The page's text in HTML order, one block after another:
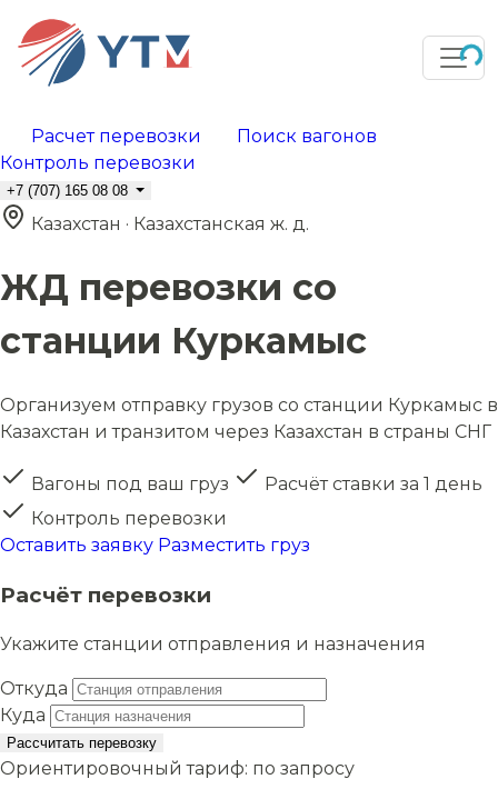
Расчет перевозки
Поиск вагонов
Контроль перевозки
+7 (707) 165 08 08
Казахстан · Казахстанская ж. д.
ЖД перевозки со
станции Куркамыс
Организуем отправку грузов со станции Куркамыс в
Казахстан и транзитом через Казахстан в страны СНГ
Вагоны под ваш груз
Расчёт ставки за 1 день
Контроль перевозки
Оставить заявку Разместить груз
Расчёт перевозки
Укажите станции отправления и назначения
Откуда
Куда
Рассчитать перевозку
Ориентировочный тариф: по запросу